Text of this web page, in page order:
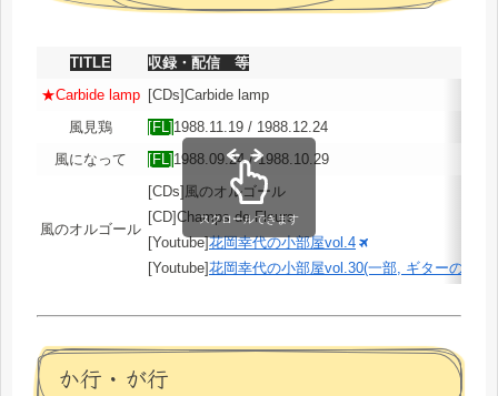
TITLE
収録・配信 等
★Carbide lamp [CDs]Carbide lamp
風見鶏
[FL]1988.11.19 / 1988.12.24
風になって
[FL]1988.09.24 / 1988.10.29
風のオルゴール
[CDs]風のオルゴール
[CD]Champs de Fleurs
[Youtube]花岡幸代の小部屋vol.4
[Youtube]花岡幸代の小部屋vol.30(一部, ギターの試奏)
スクロールできます
か行・が行